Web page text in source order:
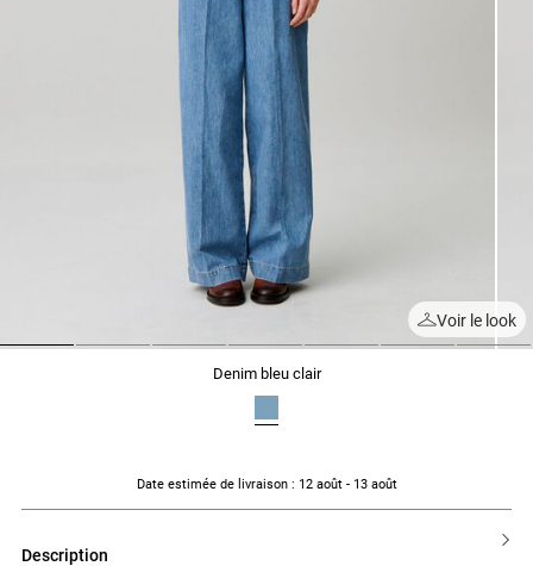
Voir le look
denim bleu clair
Date estimée de livraison: 12 août - 13 août
description